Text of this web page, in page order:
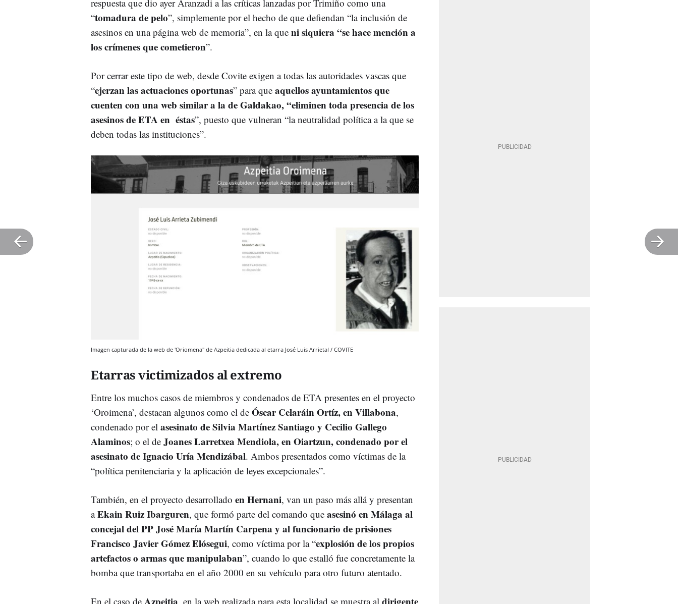
respuesta que dio ayer Aranzadi a las críticas lanzadas por Trimiño como una
“tomadura de pelo”, simplemente por el hecho de que defiendan “la inclusión de
asesinos en una página web de memoria”, en la que ni siquiera “se hace mención a
los crímenes que cometieron”.
Por cerrar este tipo de web, desde Covite exigen a todas las autoridades vascas que
“ejerzan las actuaciones oportunas” para que aquellos ayuntamientos que
cuenten con una web similar a la de Galdakao, “eliminen toda presencia de los
asesinos de ETA en éstas”, puesto que vulneran “la neutralidad política a la que se
deben todas las instituciones”.
Imagen capturada de la web de 'Oriomena" de Azpeitia dedicada al etarra José Luis ArrietaI / COVITE
Etarras victimizados al extremo
Entre los muchos casos de miembros y condenados de ETA presentes en el proyecto
‘Oroimena’, destacan algunos como el de Óscar Celaráin Ortíz, en Villabona,
condenado por el asesinato de Silvia Martínez Santiago y Cecilio Gallego
Alaminos; o el de Joanes Larretxea Mendiola, en Oiartzun, condenado por el
asesinato de Ignacio Uría Mendizábal. Ambos presentados como víctimas de la
“política penitenciaria y la aplicación de leyes excepcionales”.
También, en el proyecto desarrollado en Hernani, van un paso más allá y presentan
aEkain Ruiz Ibarguren, que formó parte del comando que asesinó en Málaga al
concejal del PP José María Martín Carpena y al funcionario de prisiones
Francisco Javier Gómez Elósegui, como víctima por la “explosión de los propios
artefactos o armas que manipulaban”, cuando lo que estalló fue concretamente la
bomba que transportaba en el año 2000 en su vehículo para otro futuro atentado.
En el caso de , en la web realizada para esta localidad se muestra al